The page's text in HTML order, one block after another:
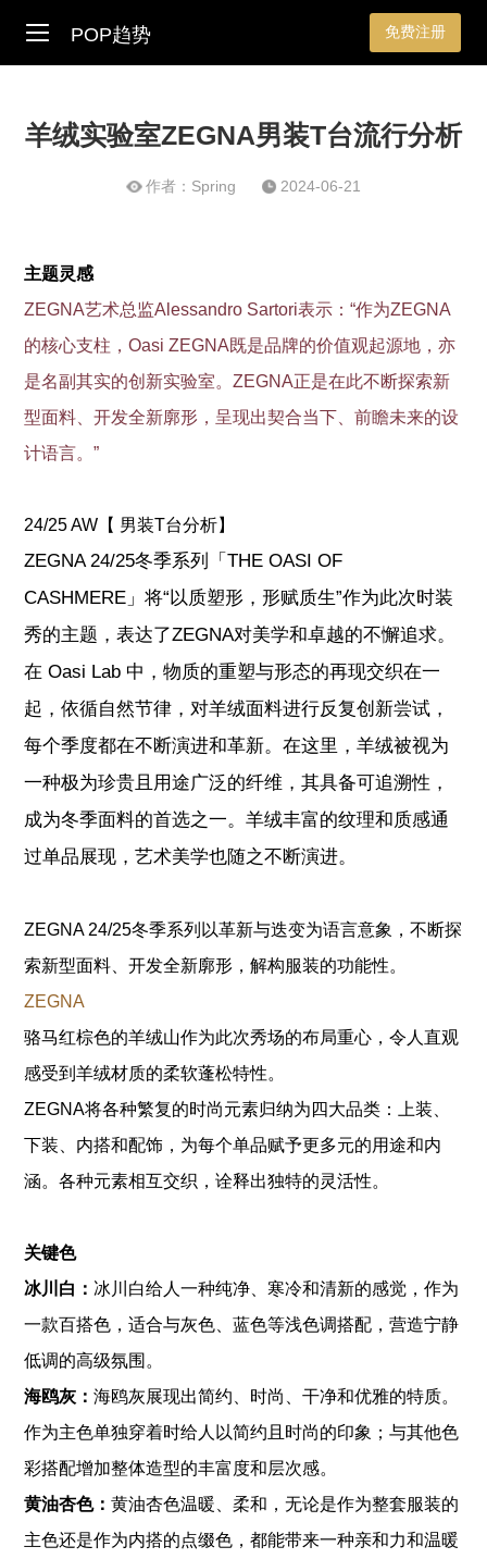
POP趋势 免费注册
羊绒实验室ZEGNA男装T台流行分析
作者：Spring 2024-06-21
主题灵感
ZEGNA艺术总监Alessandro Sartori表示：“作为ZEGNA
的核心支柱，Oasi ZEGNA既是品牌的价值观起源地，亦
是名副其实的创新实验室。ZEGNA正是在此不断探索新
型面料、开发全新廓形，呈现出契合当下、前瞻未来的设
计语言。”
24/25 AW【 男装T台分析】
ZEGNA 24/25冬季系列「THE OASI OF
CASHMERE」将“以质塑形，形赋质生”作为此次时装
秀的主题，表达了ZEGNA对美学和卓越的不懈追求。
在 Oasi Lab 中，物质的重塑与形态的再现交织在一
起，依循自然节律，对羊绒面料进行反复创新尝试，
每个季度都在不断演进和革新。在这里，羊绒被视为
一种极为珍贵且用途广泛的纤维，其具备可追溯性，
成为冬季面料的首选之一。羊绒丰富的纹理和质感通
过单品展现，艺术美学也随之不断演进。
ZEGNA 24/25冬季系列以革新与迭变为语言意象，不断探
索新型面料、开发全新廓形，解构服装的功能性。
ZEGNA
骆马红棕色的羊绒山作为此次秀场的布局重心，令人直观
感受到羊绒材质的柔软蓬松特性。
ZEGNA将各种繁复的时尚元素归纳为四大品类：上装、
下装、内搭和配饰，为每个单品赋予更多元的用途和内
涵。各种元素相互交织，诠释出独特的灵活性。
关键色
冰川白： 冰川白给人一种纯净、寒冷和清新的感觉，作为
一款百搭色，适合与灰色、蓝色等浅色调搭配，营造宁静
低调的高级氛围。
海鸥灰：海鸥灰展现出简约、时尚、干净和优雅的特质。
作为主色单独穿着时给人以简约且时尚的印象；与其他色
彩搭配增加整体造型的丰富度和层次感。
黄油杏色：黄油杏色温暖、柔和，无论是作为整套服装的
主色还是作为内搭的点缀色，都能带来一种亲和力和温暖